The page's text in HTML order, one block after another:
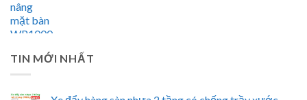
TIN MỚI NHẤT